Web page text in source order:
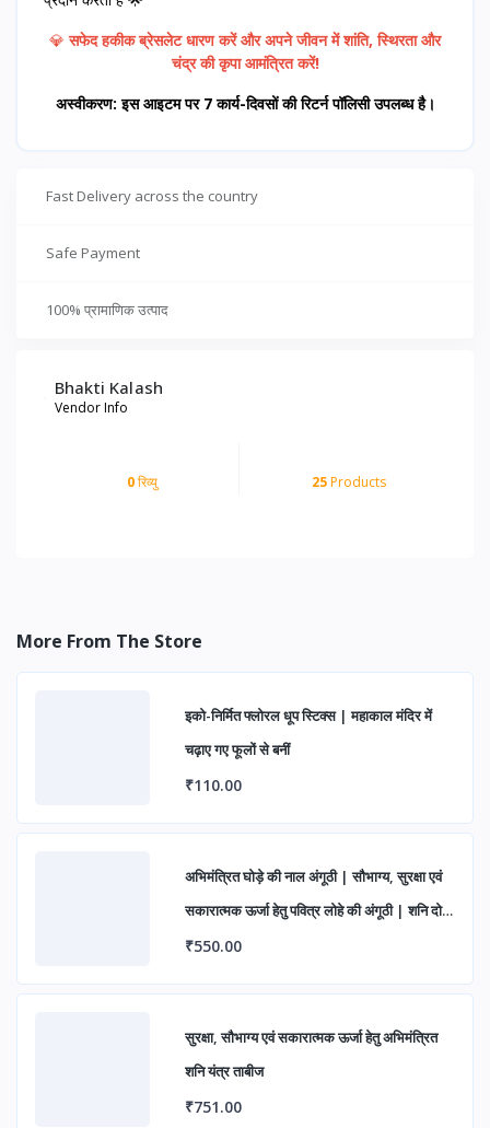
💎सफेद हकीक ब्रेसलेट धारण करें और अपने जीवन में शांति, स्थिरता और
चंद्र की कृपा आमंत्रित करें!
अस्वीकरण: इस आइटम पर 7 कार्य-दिवसों की रिटर्न पॉलिसी उपलब्ध है।
Fast Delivery across the country
Safe Payment
100% प्रामाणिक उत्पाद
Bhakti Kalash
Vendor Info
0रिव्यु 25Products
More From The Store
इको-निर्मित फ्लोरल धूप स्टिक्स | महाकाल मंदिर में
चढ़ाए गए फूलों से बनीं
₹110.00
अभिमंत्रित घोड़े की नाल अंगूठी | सौभाग्य, सुरक्षा एवं
सकारात्मक ऊर्जा हेतु पवित्र लोहे की अंगूठी | शनि दोष
निवारण एवं शुभ लाभ के लिए आध्यात्मिक रिंग
₹550.00
सुरक्षा, सौभाग्य एवं सकारात्मक ऊर्जा हेतु अभिमंत्रित
शनि यंत्र ताबीज
₹751.00